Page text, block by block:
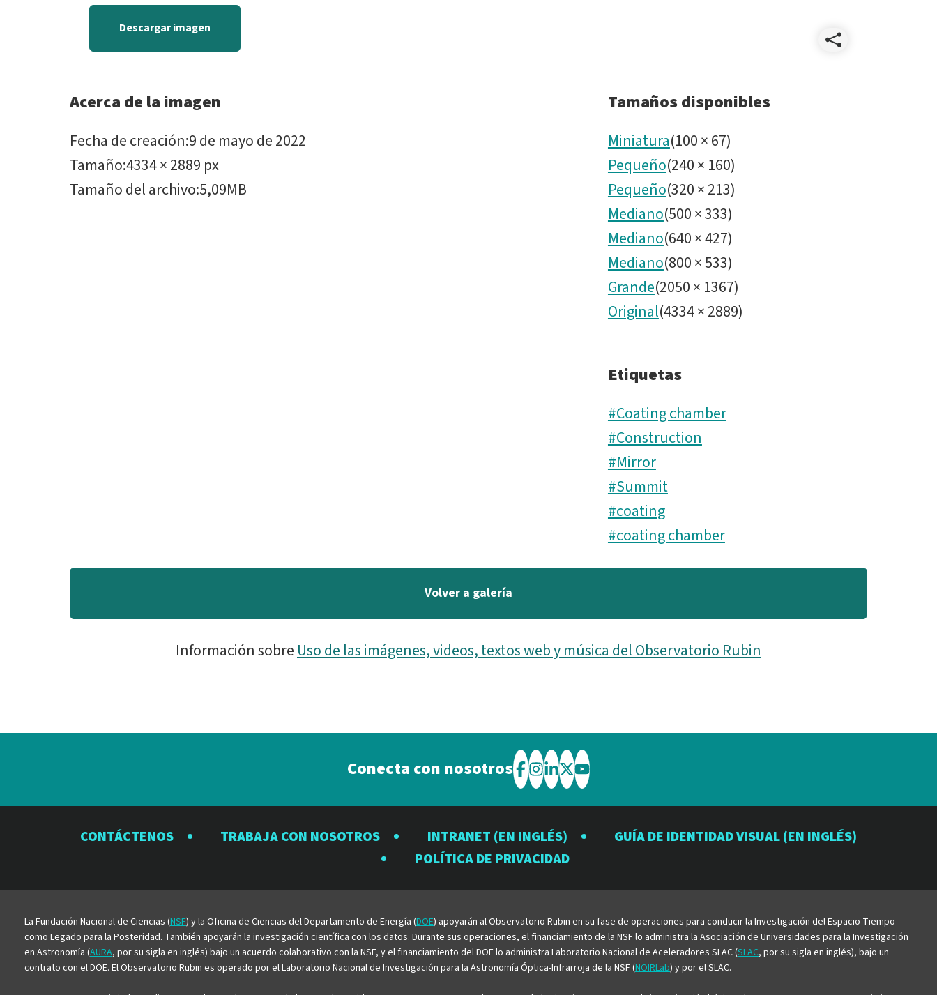
Descargar imagen
Acerca de la imagen
Fecha de creación:9 de mayo de 2022
Tamaño:4334 × 2889 px
Tamaño del archivo:5,09MB
Tamaños disponibles
Miniatura(100×67)
Pequeño(240× 160)
Pequeño(320×213)
Mediano(500×333)
Mediano(640×427)
Mediano(800×533)
Grande(2050× 1367)
Original(4334×2889)
Etiquetas
#Coating chamber
#Construction
#Mirror
#Summit
#coating
#coating chamber
Volver a galería
Información sobre Uso de las imágenes, videos, textos web y música del Observatorio Rubin
Conecta con nosotros Visite
el
Observatorio
Rubin
Visite
el
Observatorio
Rubin
Visite
el
Observatorio
Rubin
Visite
el
Observatorio
Rubin
Visite
el
Observatorio
CONTÁCTENOS TRABAJA CON NOSOTROS INTRANET (EN INGLÉS)
GUÍA DE IDENTIDAD VISUAL (EN INGLÉS)
POLÍTICA DE PRIVACIDAD
La Fundación Nacional de Ciencias (NSF) y la Oficina de Ciencias del Departamento de Energía (DOE) apoyarán al Observatorio Rubin en su fase de operaciones para conducir la Investigación del Espacio-Tiempo
como Legado para la Posteridad. También apoyarán la investigación científica con los datos. Durante sus operaciones, el financiamiento de la NSF lo administra la Asociación de Universidades para la Investigación
en Astronomía (AURA, por su sigla en inglés) bajo un acuerdo colaborativo con la NSF, y el financiamiento del DOE lo administra Laboratorio Nacional de Aceleradores SLAC (SLAC, por su sigla en inglés), bajo un
contrato con el DOE. El Observatorio Rubin es operado por el Laboratorio Nacional de Investigación para la Astronomía Óptica-Infrarroja de la NSF (NOIRLab) y por el SLAC.